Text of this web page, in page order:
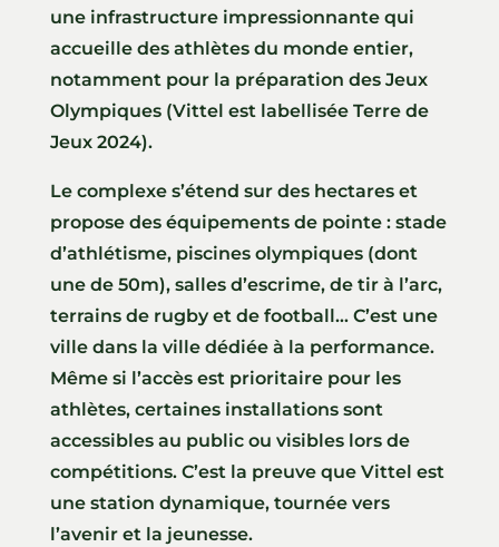
une infrastructure impressionnante qui
accueille des athlètes du monde entier,
notamment pour la préparation des Jeux
Olympiques (Vittel est labellisée Terre de
Jeux 2024).
Le complexe s’étend sur des hectares et
propose des équipements de pointe : stade
d’athlétisme, piscines olympiques (dont
une de 50m), salles d’escrime, de tir à l’arc,
terrains de rugby et de football… C’est une
ville dans la ville dédiée à la performance.
Même si l’accès est prioritaire pour les
athlètes, certaines installations sont
accessibles au public ou visibles lors de
compétitions. C’est la preuve que Vittel est
une station dynamique, tournée vers
l’avenir et la jeunesse.